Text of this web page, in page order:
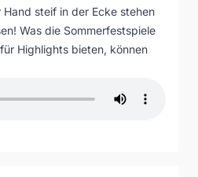
steif in der Ecke stehen
Was die Sommerfestspiele
Highlights bieten, können